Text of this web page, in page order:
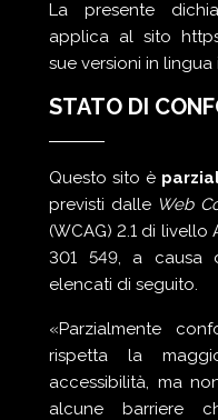
La presente
applica al sito
sue versioni in
STATO DI
Questo sito è
previsti dalle Web
(WCAG) 2.1 di
301 549, a causa
elencati di seguito.
«Parzialmente
rispetta la
accessibilità, ma
alcune barriere